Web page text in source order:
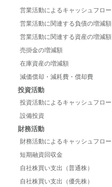
営業活動によるキャッシュフロー
営業活動に関連する負債の増減額
営業活動に関連する資産の増減額
売掛金の増減額
在庫資産の増減額
減価償却・減耗費・償却費
投資活動
投資活動によるキャッシュフロー
設備投資
財務活動
財務活動によるキャッシュフロー
短期融資回収金
自社株買い支出（普通株）
自社株買い支出（優先株）